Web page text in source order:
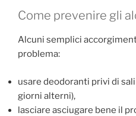
Come prevenire gli
Alcuni semplici
problema:
usare deodoranti privi di
giorni alterni),
lasciare asciugare bene il